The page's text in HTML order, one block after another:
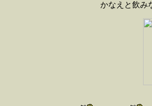
かなえと飲み